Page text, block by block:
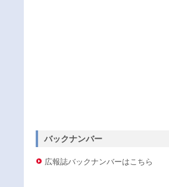
バックナンバー
広報誌バックナンバーはこちら